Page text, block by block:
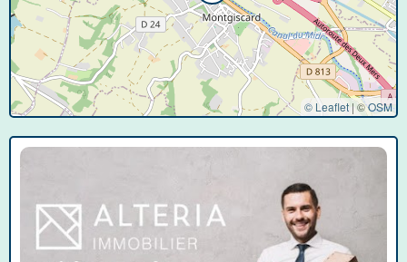
© Leaflet | ©OSM